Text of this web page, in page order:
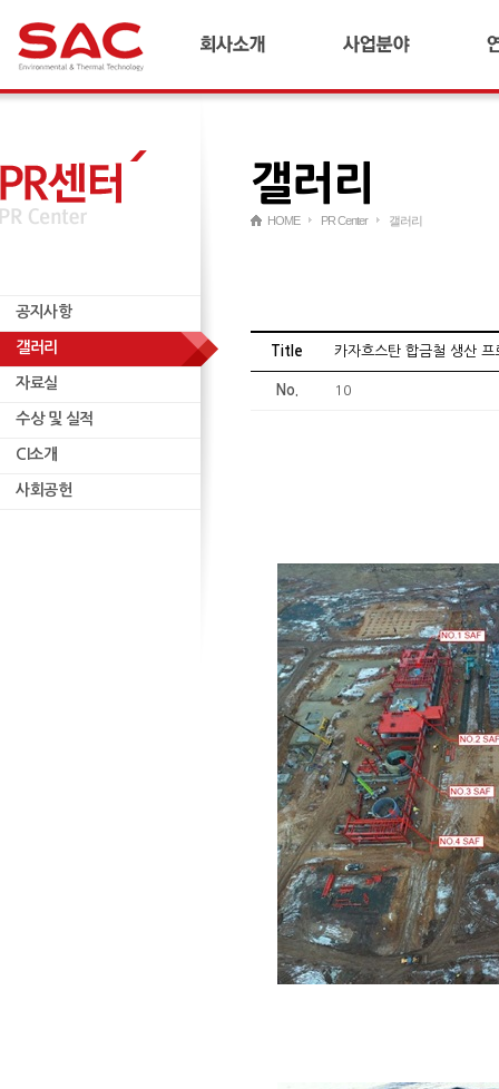
회사소개
경영이념 및 비전
국내외 네트워크
합금철플랜트
AI 다이캐스팅 플랜트
리사이클링 플랜트
기
공지사항
갤러리
자료실
자료실
수상 및 실적
수상 및 실적
CI소개
CI소개
사회공헌
사회공헌
갤러리
HOME PR Center 갤러리
Title 카자흐스탄 합금철 생산
No. 10